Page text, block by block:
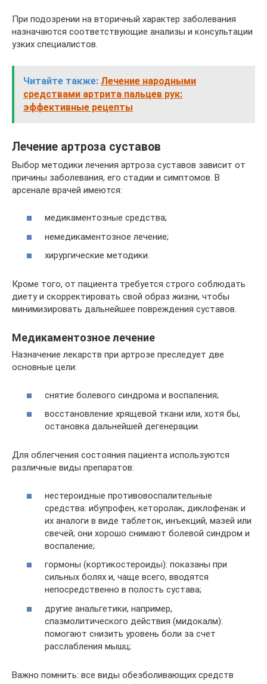
При подозрении на вторичный характер заболевания
назначаются соответствующие анализы и консультации
узких специалистов.
Читайте также: Лечение народными
средствами артрита пальцев рук:
эффективные рецепты
Лечение артроза суставов
Выбор методики лечения артроза суставов зависит от
причины заболевания, его стадии и симптомов. В
арсенале врачей имеются:
медикаментозные средства;
немедикаментозное лечение;
хирургические методики.
Кроме того, от пациента требуется строго соблюдать
диету и скорректировать свой образ жизни, чтобы
минимизировать дальнейшее повреждения суставов.
Медикаментозное лечение
Назначение лекарств при артрозе преследует две
основные цели:
снятие болевого синдрома и воспаления;
восстановление хрящевой ткани или, хотя бы,
остановка дальнейшей дегенерации.
Для облегчения состояния пациента используются
различные виды препаратов:
нестероидные противовоспалительные
средства: ибупрофен, кеторолак, диклофенак и
их аналоги в виде таблеток, инъекций, мазей или
свечей; они хорошо снимают болевой синдром и
воспаление;
гормоны (кортикостероиды): показаны при
сильных болях и, чаще всего, вводятся
непосредственно в полость сустава;
другие анальгетики, например,
спазмолитического действия (мидокалм):
помогают снизить уровень боли за счет
расслабления мышц;
Важно помнить: все виды обезболивающих средств